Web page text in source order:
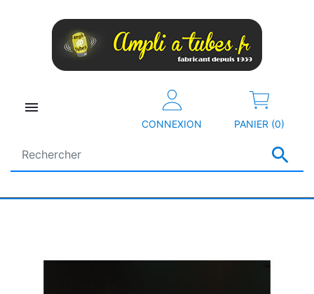


CONNEXION PANIER (0)